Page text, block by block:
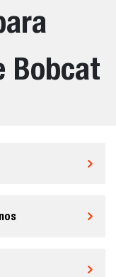
Bobcat